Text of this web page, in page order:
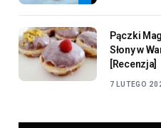
Pączki
Słony w
[Recenzja]
7 LUTEGO